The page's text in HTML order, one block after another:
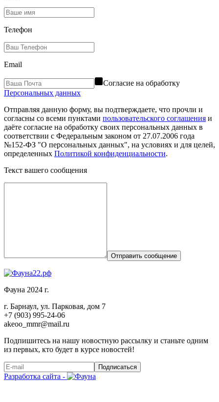
Телефон
Email
Согласие на обработку
Персональных данных
Отправляя данную форму, вы подтверждаете, что прочли и
согласны со всеми пунктами пользовательского соглашения и
даёте согласие на обработку своих персональных данных в
соответствии с Федеральным законом от 27.07.2006 года
№152-ФЗ "О персональных данных", на условиях и для целей,
определенных Политикой конфиденциальности.
Текст вашего сообщения
Отправить сообщение
Фауна 2024 г.
г. Барнаул, ул. Парковая, дом 7
+7 (903) 995-24-06
akeoo_mmr@mail.ru
Подпишитесь на нашу новостную рассылку и станьте одним
из первых, кто будет в курсе новостей!
Подписаться
Разработка сайта -